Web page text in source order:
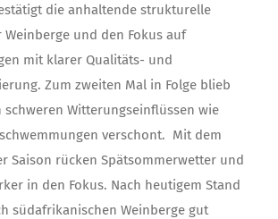
die anhaltende strukturelle
und den Fokus auf
mit klarer Qualitäts- und
Zum zweiten Mal in Folge blieb
schweren Witterungseinflüssen wie
verschont. Mit dem
Saison rücken Spätsommerwetter und
in den Fokus. Nach heutigem Stand
südafrikanischen Weinberge gut